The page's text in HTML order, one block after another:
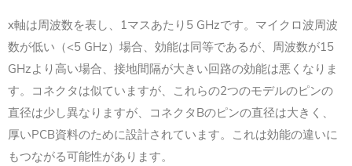
x軸は周波数を表し、 1マスあたり 5 GHzです。マイクロ波周波
数が低い（<5 GHz）場合、効能は同等であるが、周波数が15
GHzより高い場合、接地間隔が大きい回路の効能は悪くなりま
す。コネクタは似ていますが、これらの2つのモデルのピンの
直径は少し異なりますが、コネクタ Bのピンの直径は大きく、
厚いPCB資料のために設計されています。これは効能の違いに
もつながる可能性があります。